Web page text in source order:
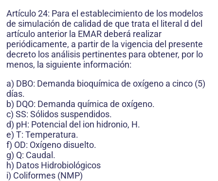
Artículo 24: Para el establecimiento de los modelos
de simulación de calidad de que trata el literal d del
artículo anterior la EMAR deberá realizar
periódicamente, a partir de la vigencia del presente
decreto los análisis pertinentes para obtener, por lo
menos, la siguiente información:
a) DBO: Demanda bioquímica de oxígeno a cinco (5)
días.
b) DQO: Demanda química de oxígeno.
c) SS: Sólidos suspendidos.
d) pH: Potencial del ion hidronio, H.
e) T: Temperatura.
f) OD: Oxígeno disuelto.
g) Q: Caudal.
h) Datos Hidrobiológicos
i) Coliformes (NMP)